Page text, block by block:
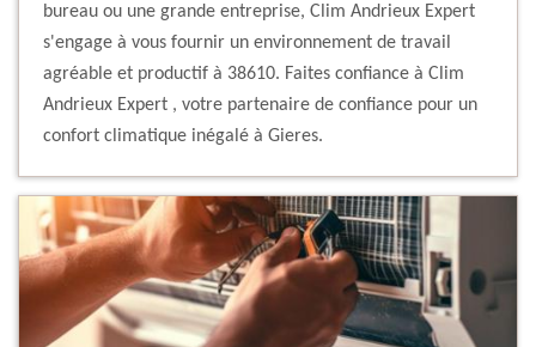
bureau ou une grande entreprise, Clim Andrieux Expert
s'engage à vous fournir un environnement de travail
agréable et productif à 38610. Faites confiance à Clim
Andrieux Expert , votre partenaire de confiance pour un
confort climatique inégalé à Gieres.